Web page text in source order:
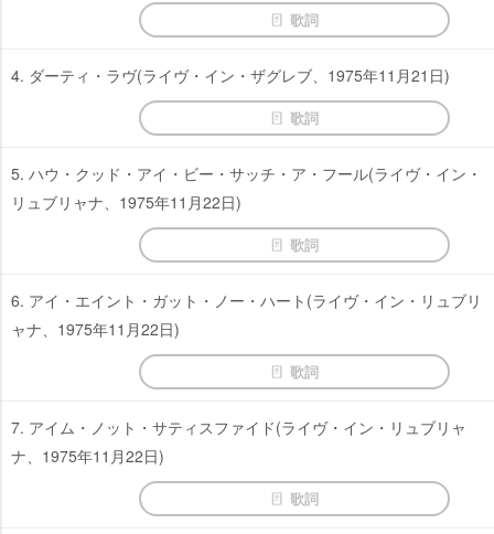
歌詞
4. ダーティ・ラヴ(ライヴ・イン・ザグレブ、1975年11月21日)
歌詞
5. ハウ・クッド・アイ・ビー・サッチ・ア・フール(ライヴ・イン・
リュブリャナ、1975年11月22日)
歌詞
6. アイ・エイント・ガット・ノー・ハート(ライヴ・イン・リュブリ
ャナ、1975年11月22日)
歌詞
7. アイム・ノット・サティスファイド(ライヴ・イン・リュブリャ
ナ、1975年11月22日)
歌詞